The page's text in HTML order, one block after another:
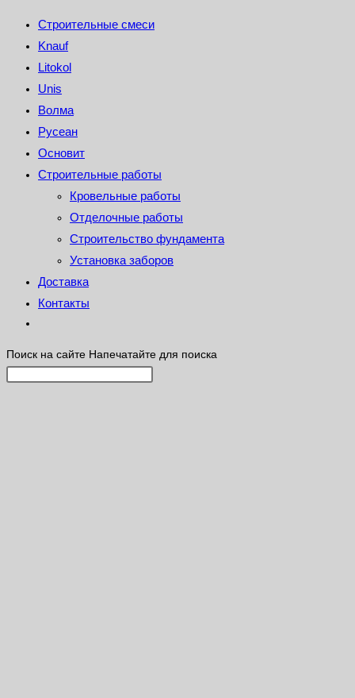
Строительные смеси
Knauf
Litokol
Unis
Волма
Русеан
Основит
Строительные работы
Кровельные работы
Отделочные работы
Строительство фундамента
Установка заборов
Доставка
Контакты
Поиск на сайте Напечатайте для поиска